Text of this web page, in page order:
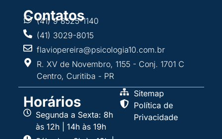
Contatos
(41) 9 8525-1140
(41) 3029-8015
flaviopereira@psicologia10.com.br
R. XV de Novembro, 1155 - Conj. 1701 C
Centro, Curitiba - PR
Horários
Segunda a Sexta: 8h
às 12h | 14h às 19h
Sitemap
Política de
Privacidade